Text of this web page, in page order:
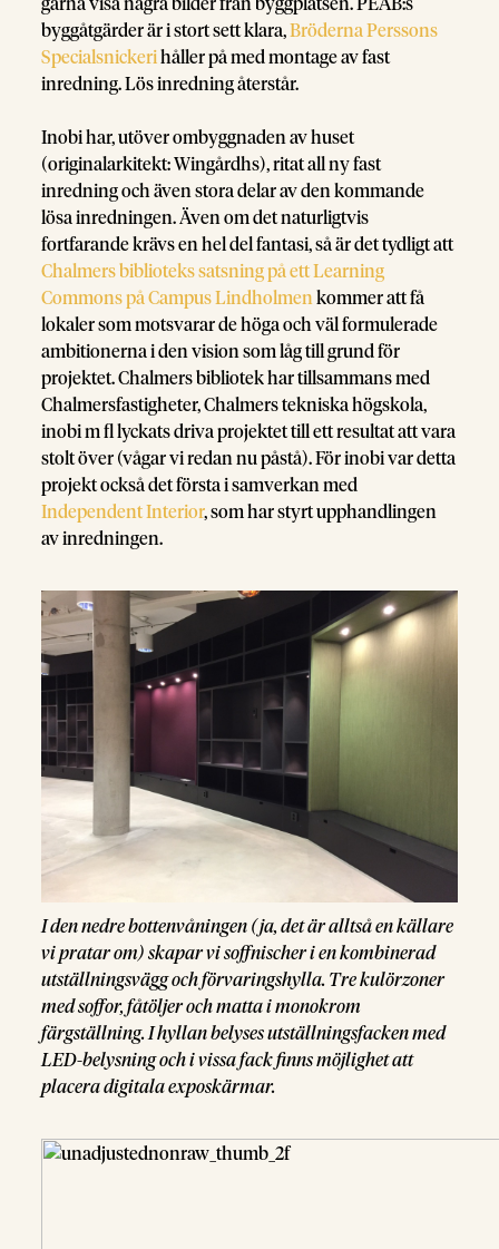
gärna visa några bilder från byggplatsen. PEAB:s
byggåtgärder är i stort sett klara, Bröderna Perssons
Specialsnickeri håller på med montage av fast
inredning. Lös inredning återstår.
Inobi har, utöver ombyggnaden av huset
(originalarkitekt: Wingårdhs), ritat all ny fast
inredning och även stora delar av den kommande
lösa inredningen. Även om det naturligtvis
fortfarande krävs en hel del fantasi, så är det tydligt att
Chalmers biblioteks satsning på ett Learning
Commons på Campus Lindholmen kommer att få
lokaler som motsvarar de höga och väl formulerade
ambitionerna i den vision som låg till grund för
projektet. Chalmers bibliotek har tillsammans med
Chalmersfastigheter, Chalmers tekniska högskola,
inobi m fl lyckats driva projektet till ett resultat att vara
stolt över (vågar vi redan nu påstå). För inobi var detta
projekt också det första i samverkan med
Independent Interior, som har styrt upphandlingen
av inredningen.
I den nedre bottenvåningen (ja, det är alltså en källare
vi pratar om) skapar vi soffnischer i en kombinerad
utställningsvägg och förvaringshylla. Tre kulörzoner
med soffor, fåtöljer och matta i monokrom
färgställning. I hyllan belyses utställningsfacken med
LED-belysning och i vissa fack finns möjlighet att
placera digitala exposkärmar.